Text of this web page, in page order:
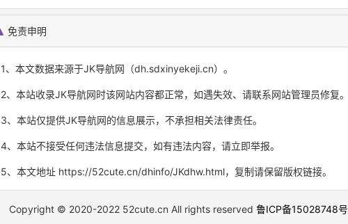
免责申明
1、本文数据来源于JK导航网（dh.sdxinyekeji.cn）。
2、本站收录JK导航网时该网站内容都正常，如遇失效、请联系网站管理员修复。
3、本站仅提供JK导航网的信息展示，不承担相关法律责任。
4、本站不接受任何违法信息提交，如有违法内容，请立即举报。
5、本文地址 https://52cute.cn/dhinfo/JKdhw.html，复制请保留版权链接。
Copyright © 2020-2022 52cute.cn All rights reserved 鲁ICP备15028748号